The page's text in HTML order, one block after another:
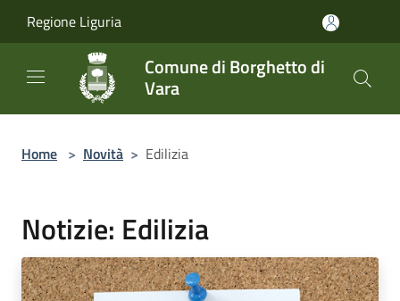
Regione Liguria
Comune di Borghetto di
Vara
Home > Novità > Edilizia
Notizie: Edilizia